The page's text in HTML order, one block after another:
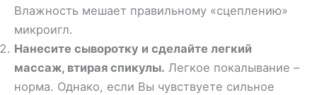
Влажность мешает правильному «сцеплению»
микроигл.
Нанесите сыворотку и сделайте легкий
массаж, втирая спикулы. Легкое покалывание –
норма. Однако, если Вы чувствуете сильное